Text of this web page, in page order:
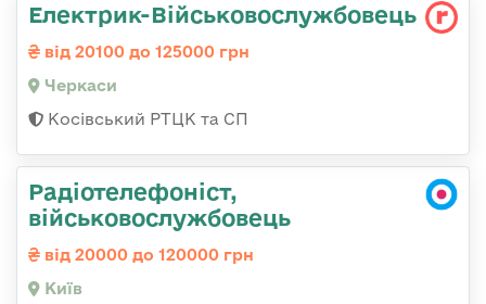
Електрик-Військовослужбовець
від 20100 до 125000 грн
Черкаси
Косівський РТЦК та СП
Радіотелефоніст,
військовослужбовець
від 20000 до 120000 грн
Київ